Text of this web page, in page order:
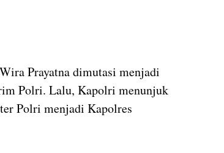
Prayatna dimutasi menjadi
Polri. Lalu, Kapolri menunjuk
Polri menjadi Kapolres